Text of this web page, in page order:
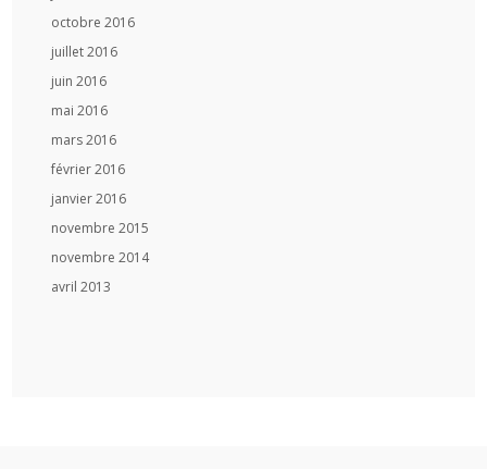
octobre 2016
juillet 2016
juin 2016
mai 2016
mars 2016
février 2016
janvier 2016
novembre 2015
novembre 2014
avril 2013